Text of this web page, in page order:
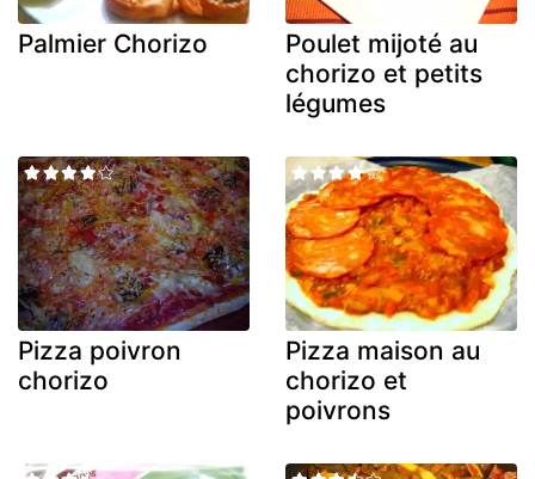
Palmier Chorizo
Poulet mijoté au
chorizo et petits
légumes
Pizza poivron
chorizo
Pizza maison au
chorizo et
poivrons